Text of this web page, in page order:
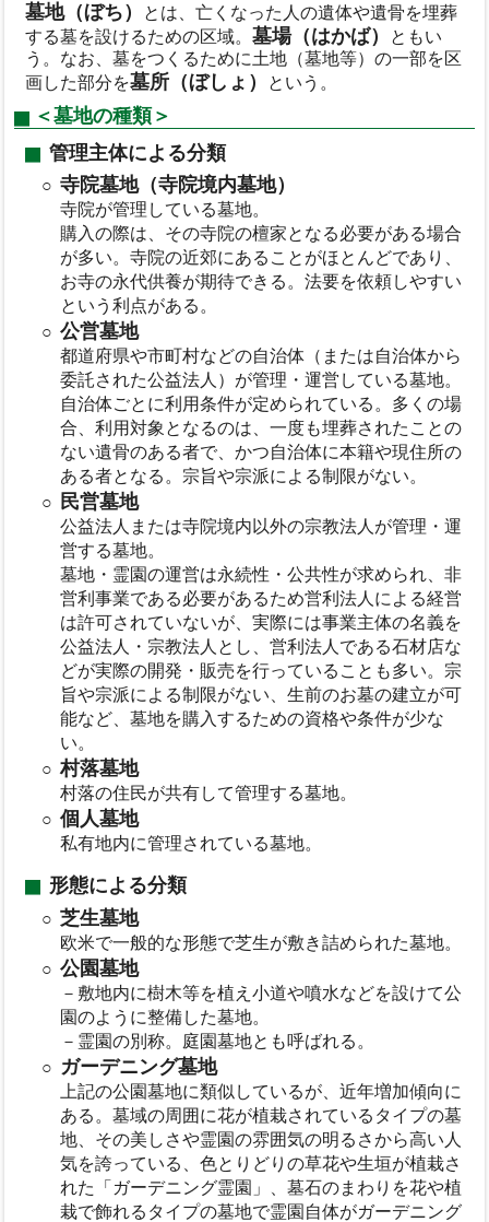
墓地（ぼち）
とは、亡くなった人の遺体や遺骨を埋葬
する墓を設けるための区域。墓場（はかば）
ともい
う。なお、墓をつくるために土地（墓地等）の一部を区
画した部分を墓所（ぼしょ） という。
＜墓地の種類＞
管理主体による分類
寺院墓地（寺院境内墓地）
寺院が管理している墓地。
購入の際は、その寺院の檀家となる必要がある場合
が多い。寺院の近郊にあることがほとんどであり、
お寺の永代供養が期待できる。法要を依頼しやすい
という利点がある。
公営墓地
都道府県や市町村などの自治体（または自治体から
委託された公益法人）が管理・運営している墓地。
自治体ごとに利用条件が定められている。多くの場
合、利用対象となるのは、一度も埋葬されたことの
ない遺骨のある者で、かつ自治体に本籍や現住所の
ある者となる。宗旨や宗派による制限がない。
民営墓地
公益法人または寺院境内以外の宗教法人が管理・運
営する墓地。
墓地・霊園の運営は永続性・公共性が求められ、非
営利事業である必要があるため営利法人による経営
は許可されていないが、実際には事業主体の名義を
公益法人・宗教法人とし、営利法人である石材店な
どが実際の開発・販売を行っていることも多い。宗
旨や宗派による制限がない、生前のお墓の建立が可
能など、墓地を購入するための資格や条件が少な
い。
村落墓地
村落の住民が共有して管理する墓地。
個人墓地
私有地内に管理されている墓地。
形態による分類
芝生墓地
欧米で一般的な形態で芝生が敷き詰められた墓地。
公園墓地
－敷地内に樹木等を植え小道や噴水などを設けて公
園のように整備した墓地。
－霊園の別称。庭園墓地とも呼ばれる。
ガーデニング墓地
上記の公園墓地に類似しているが、近年増加傾向に
ある。墓域の周囲に花が植栽されているタイプの墓
地、その美しさや霊園の雰囲気の明るさから高い人
気を誇っている、色とりどりの草花や生垣が植栽さ
れた「ガーデニング霊園」、墓石のまわりを花や植
栽で飾れるタイプの墓地で霊園自体がガーデニング